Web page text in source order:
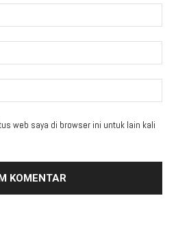
web saya di browser ini untuk lain kali